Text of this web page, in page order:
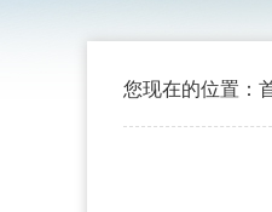
您现在的位置：